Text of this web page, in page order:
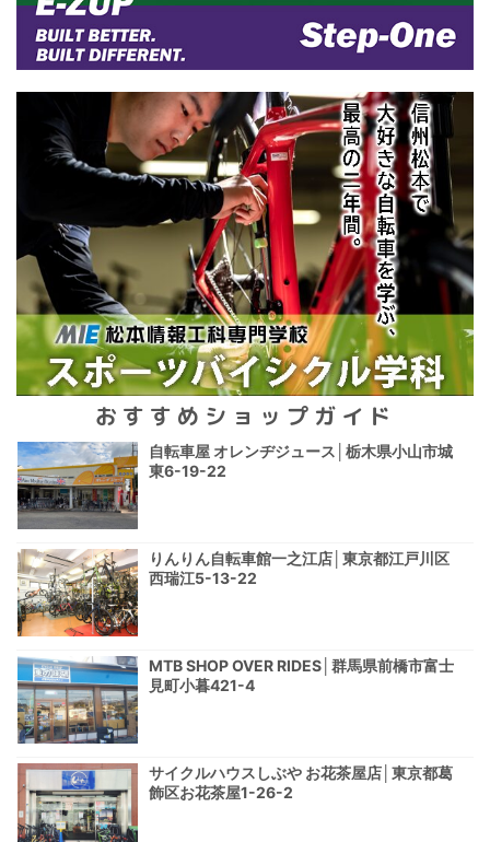
おすすめショップガイド
自転車屋 オレンヂジュース│栃木県小山市城
東6-19-22
りんりん自転車館一之江店│東京都江戸川区
西瑞江5-13-22
MTB SHOP OVER RIDES│群馬県前橋市富士
見町小暮421-4
サイクルハウスしぶや お花茶屋店│東京都葛
飾区お花茶屋1-26-2